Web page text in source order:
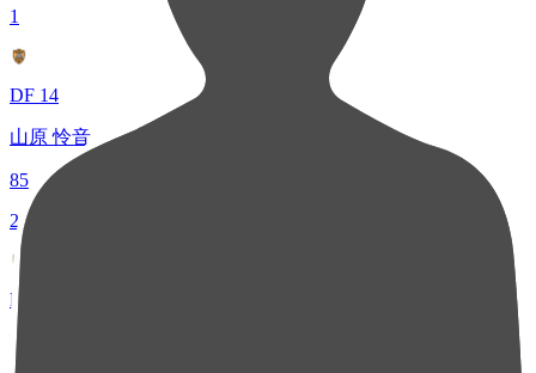
1
DF 14
山原 怜音
85
2
MF 33
乾 貴士